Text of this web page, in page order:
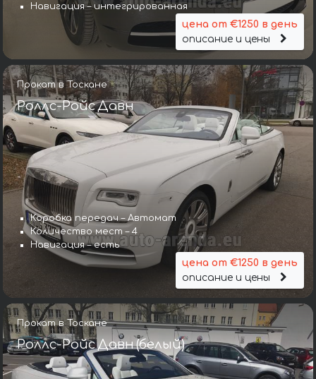
Навигация – интегрированная
цена от €1250 в день
описание и цены
Прокат в Тоскане
Роллс-Ройс Давн
Коробка передач – Автомат
Количество мест – 4
Навигация – есть
цена от €1250 в день
описание и цены
Прокат в Тоскане
Роллс-Ройс Давн (белый)